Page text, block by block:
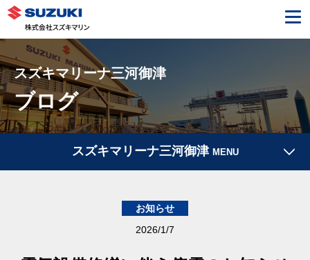
スズキマリーナ三河御津
ブログ
スズキマリーナ三河御津 MENU
お知らせ
2026/1/7